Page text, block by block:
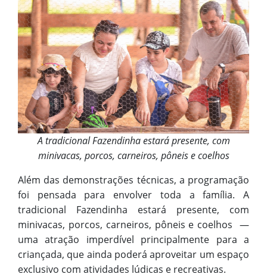
A tradicional Fazendinha estará presente, com
minivacas, porcos, carneiros, pôneis e coelhos
Além das demonstrações técnicas, a programação
foi pensada para envolver toda a família. A
tradicional Fazendinha estará presente, com
minivacas, porcos, carneiros, pôneis e coelhos —
uma atração imperdível principalmente para a
criançada, que ainda poderá aproveitar um espaço
exclusivo com atividades lúdicas e recreativas.